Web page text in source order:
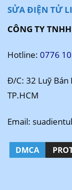
SỬA ĐIỆN TỬ
CÔNG TY
Hotline: 0776
Đ/C: 32 Luỹ Bán
TP.HCM
Email: